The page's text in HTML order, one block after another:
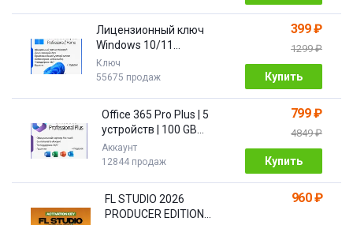
Лицензионный ключ
Windows 10/11
PRO/HOME | с привязкой
Ключ
55675 продаж
399 ₽
1299 ₽
Купить
Office 365 Pro Plus | 5
устройств | 100 GB
Облако| 1 год
Аккаунт
12844 продаж
799 ₽
4849 ₽
Купить
FL STUDIO 2026
PRODUCER EDITION
960 ₽